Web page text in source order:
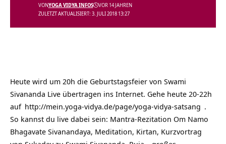
ZULETZT AKTUALISIERT: 3. JULI 2018 13:27
VONYOGA VIDYA INFOS VOR 14 JAHREN
Heute wird um 20h die Geburtstagsfeier von Swami
Sivananda Live übertragen ins Internet. Gehe heute 20-22h
auf http://mein.yoga-vidya.de/page/yoga-vidya-satsang .
So kannst du live dabei sein: Mantra-Rezitation Om Namo
Bhagavate Sivanandaya, Meditation, Kirtan, Kurzvortrag